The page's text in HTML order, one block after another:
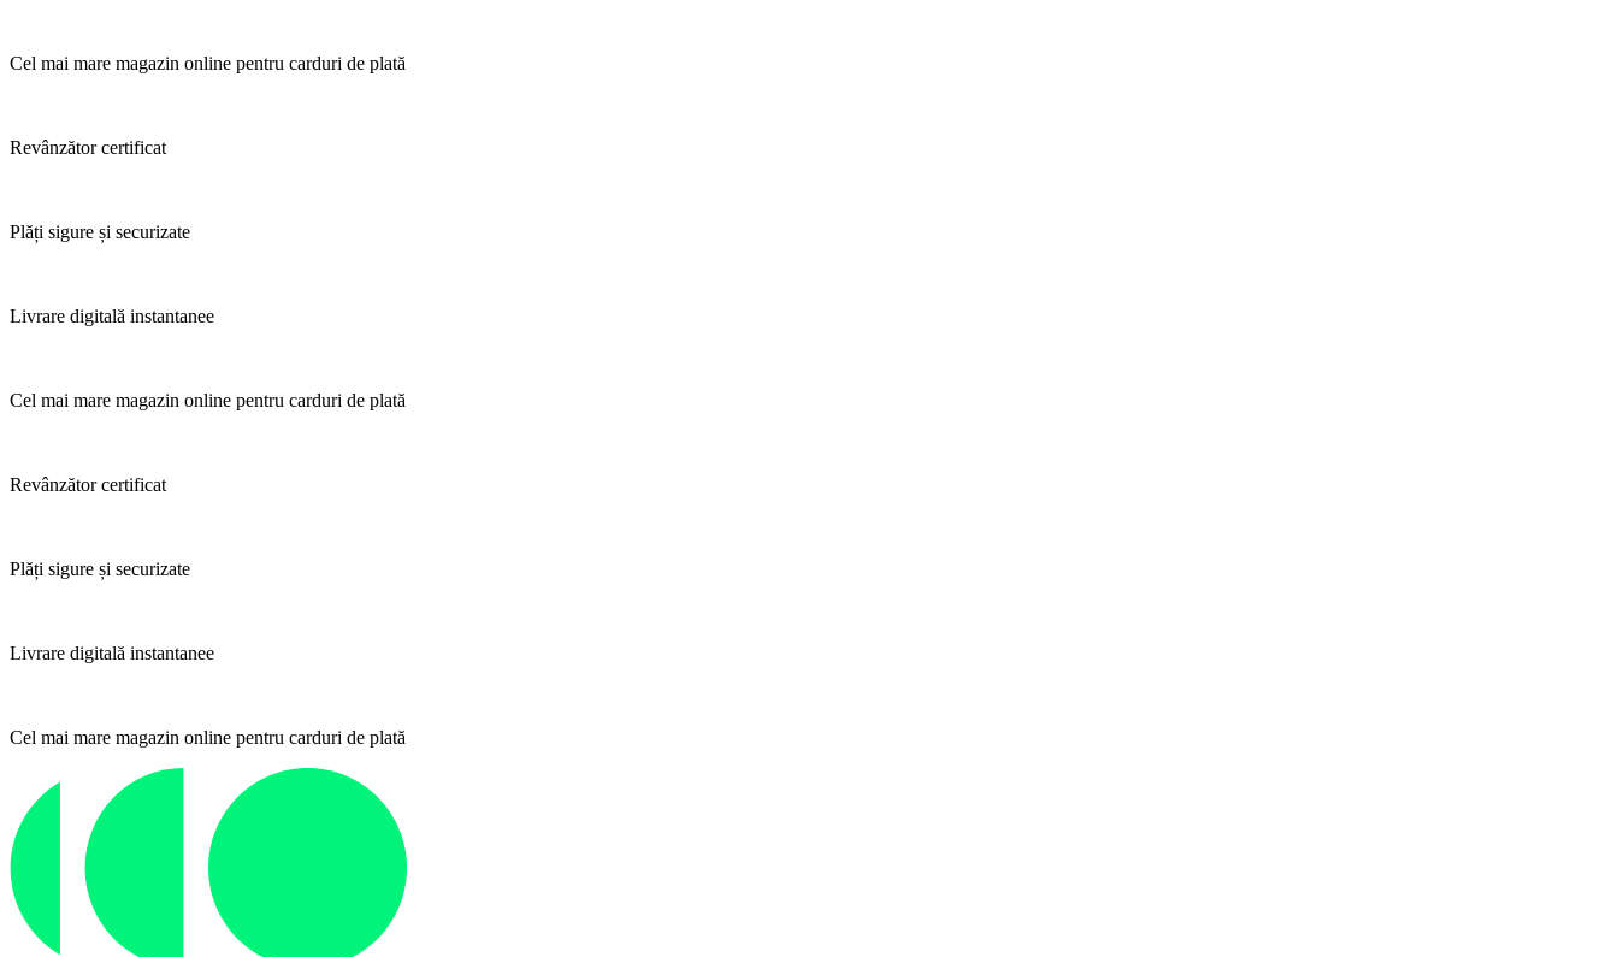
Cel mai mare magazin online pentru carduri de plată
Revânzător certificat
Plăți sigure și securizate
Livrare digitală instantanee
Cel mai mare magazin online pentru carduri de plată
Revânzător certificat
Plăți sigure și securizate
Livrare digitală instantanee
Cel mai mare magazin online pentru carduri de plată